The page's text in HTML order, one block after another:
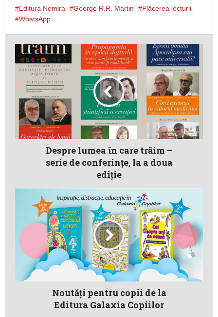
Editura Nemira George R.R. Martin
Plăcerea lecturii
WhatsApp
Despre lumea în care trăim –
serie de conferinţe, la a doua
ediţie
Noutăți pentru copii de la
Editura Galaxia Copiilor